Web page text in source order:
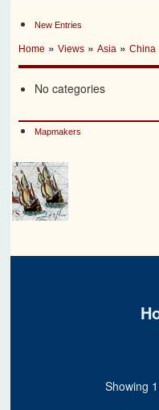
New Entries
Home »Views »Asia »China
No categories
Mapmakers
Showing